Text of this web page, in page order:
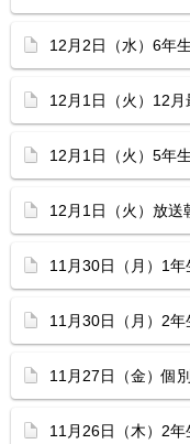
12月2日（水）6年
12月1日（火）12月
12月1日（火）5年
12月1日（火）放送
11月30日（月）1年
11月30日（月）2
11月27日（金）個
11月26日（木）2